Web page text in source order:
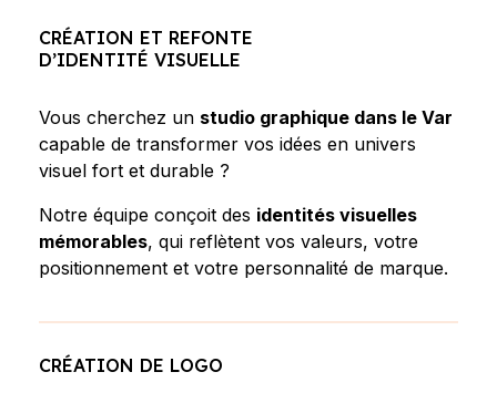
CRÉATION ET REFONTE
D’IDENTITÉ VISUELLE
Vous cherchez un studio graphique dans le Var
capable de transformer vos idées en univers
visuel fort et durable ?
Notre équipe conçoit des identités visuelles
mémorables, qui reflètent vos valeurs, votre
positionnement et votre personnalité de marque.
CRÉATION DE LOGO